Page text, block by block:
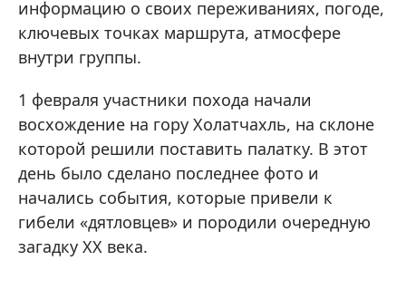
информацию о своих переживаниях, погоде,
ключевых точках маршрута, атмосфере
внутри группы.
1 февраля участники похода начали
восхождение на гору Холатчахль, на склоне
которой решили поставить палатку. В этот
день было сделано последнее фото и
начались события, которые привели к
гибели «дятловцев» и породили очередную
загадку XX века.